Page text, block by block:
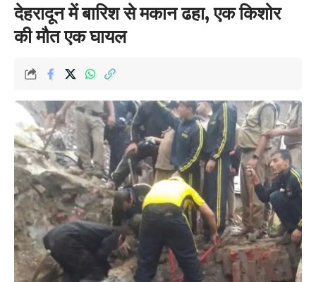
देहरादून में बारिश से मकान ढहा, एक किशोर
की मौत एक घायल